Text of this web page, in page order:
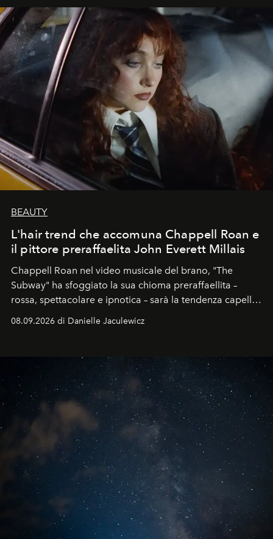
BEAUTY
L'hair trend che accomuna Chappell Roan e
il pittore preraffaelita John Everett Millais
Chappell Roan nel video musicale del brano, "The
Subway" ha sfoggiato la sua chioma preraffaellita –
rossa, spettacolare e ipnotica – sarà la tendenza capelli
dell'autunno?
08.09.2026 di Danielle Jaculewicz